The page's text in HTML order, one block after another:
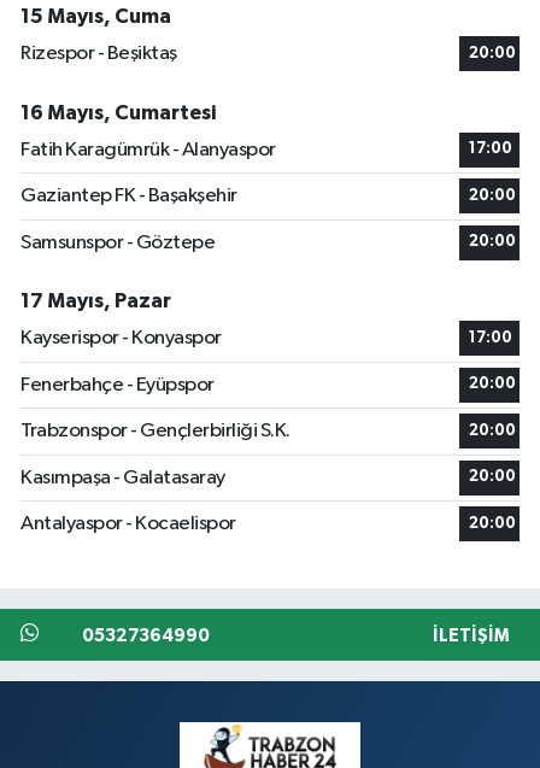
15 Mayıs, Cuma
Rizespor - Beşiktaş
20:00
16 Mayıs, Cumartesi
Fatih Karagümrük - Alanyaspor
17:00
Gaziantep FK - Başakşehir 20:00
Samsunspor - Göztepe 20:00
17 Mayıs, Pazar
Kayserispor - Konyaspor
17:00
Fenerbahçe - Eyüpspor 20:00
Trabzonspor - Gençlerbirliği S.K. 20:00
Kasımpaşa - Galatasaray 20:00
Antalyaspor - Kocaelispor 20:00
05327364990 İLETIŞIM